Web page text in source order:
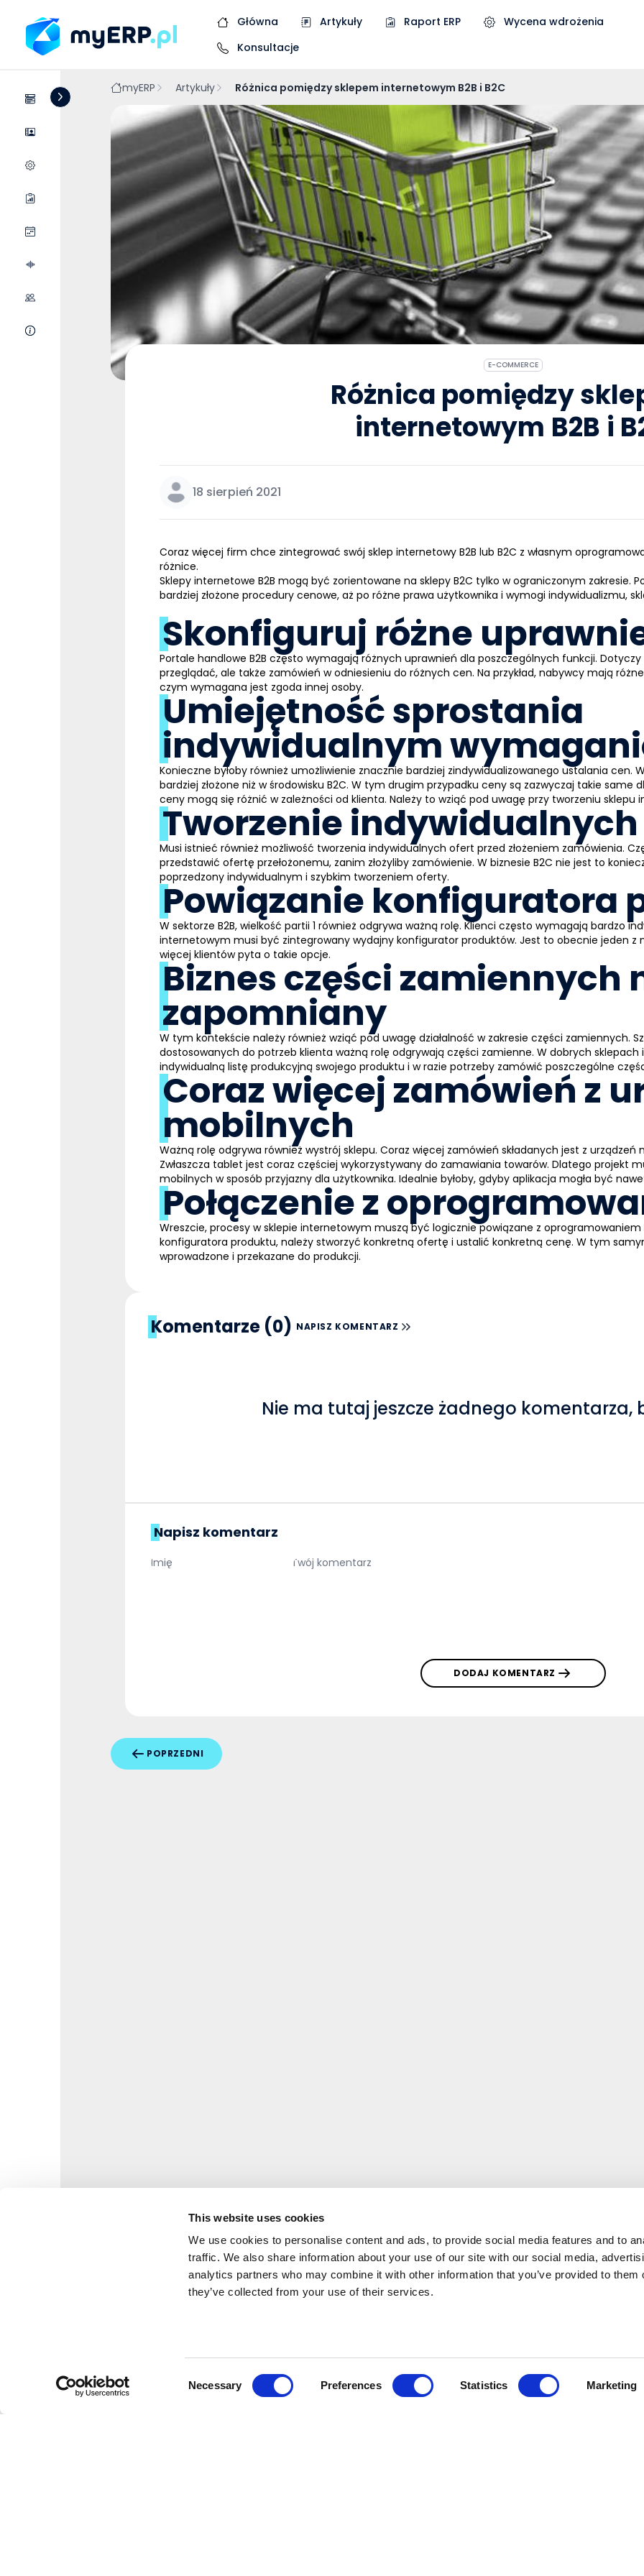
This website uses cookies
We use cookies to personalise content and ads, to provide social media features and to
traffic. We also share information about your use of our site with our social media,
analytics partners who may combine it with other information that you’ve provided to them
they’ve collected from your use of their services.
Necessary Preferences Statistics Marketing
Główna Artykuły Raport ERP
Wycena wdrożenia
Konsultacje
Systemy
Wycena wdrożenia
myERP Artykuły Różnica pomiędzy sklepem internetowym B2B i B2C
E-COMMERCE
Różnica pomiędzy
internetowym B2B i
18 sierpień 2021
Coraz więcej firm chce zintegrować swój sklep internetowy B2B lub B2C z własnym
różnice.
Sklepy internetowe B2B mogą być zorientowane na sklepy B2C tylko w ograniczonym zakresie.
bardziej złożone procedury cenowe, aż po różne prawa użytkownika i wymogi indywidualizmu,
Skonfiguruj różne
Portale handlowe B2B często wymagają różnych uprawnień dla poszczególnych funkcji.
przeglądać, ale także zamówień w odniesieniu do różnych cen. Na przykład, nabywcy mają
czym wymagana jest zgoda innej osoby.
Umiejętność sprostania
indywidualnym
Konieczne byłoby również umożliwienie znacznie bardziej zindywidualizowanego ustalania cen.
bardziej złożone niż w środowisku B2C. W tym drugim przypadku ceny są zazwyczaj takie same
ceny mogą się różnić w zależności od klienta. Należy to wziąć pod uwagę przy tworzeniu sklepu
Tworzenie
Musi istnieć również możliwość tworzenia indywidualnych ofert przed złożeniem zamówienia.
przedstawić ofertę przełożonemu, zanim złożyliby zamówienie. W biznesie B2C nie jest to
poprzedzony indywidualnym i szybkim tworzeniem oferty.
Powiązanie konfiguratora
W sektorze B2B, wielkość partii 1 również odgrywa ważną rolę. Klienci często wymagają bardzo
internetowym musi być zintegrowany wydajny konfigurator produktów. Jest to obecnie jeden z
więcej klientów pyta o takie opcje.
Biznes części zamiennych
zapomniany
W tym kontekście należy również wziąć pod uwagę działalność w zakresie części zamiennych.
dostosowanych do potrzeb klienta ważną rolę odgrywają części zamienne. W dobrych
indywidualną listę produkcyjną swojego produktu i w razie potrzeby zamówić poszczególne
Coraz więcej zamówień z
mobilnych
Ważną rolę odgrywa również wystrój sklepu. Coraz więcej zamówień składanych jest z urządzeń
Zwłaszcza tablet jest coraz częściej wykorzystywany do zamawiania towarów. Dlatego projekt
mobilnych w sposób przyjazny dla użytkownika. Idealnie byłoby, gdyby aplikacja mogła być
Połączenie z
Wreszcie, procesy w sklepie internetowym muszą być logicznie powiązane z oprogramowaniem
konfiguratora produktu, należy stworzyć konkretną ofertę i ustalić konkretną cenę. W tym
wprowadzone i przekazane do produkcji.
Komentarze (0) NAPISZ KOMENTARZ
Nie ma tutaj jeszcze żadnego komentarza,
Napisz komentarz
DODAJ KOMENTARZ
POPRZEDNI